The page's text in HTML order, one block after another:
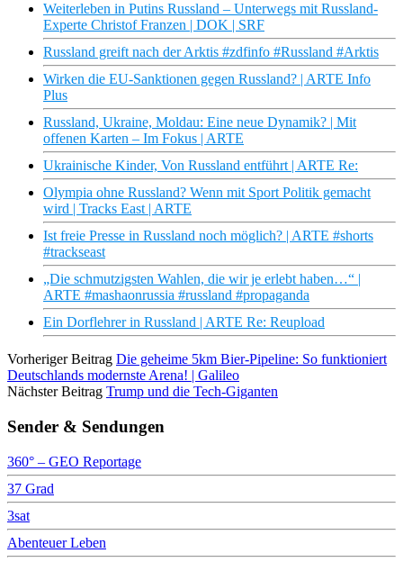
Weiterleben in Putins Russland – Unterwegs mit Russland-
Experte Christof Franzen | DOK | SRF
Russland greift nach der Arktis #zdfinfo #Russland #Arktis
Wirken die EU-Sanktionen gegen Russland? | ARTE Info
Plus
Russland, Ukraine, Moldau: Eine neue Dynamik? | Mit
offenen Karten – Im Fokus | ARTE
Ukrainische Kinder, Von Russland entführt | ARTE Re:
Olympia ohne Russland? Wenn mit Sport Politik gemacht
wird | Tracks East | ARTE
Ist freie Presse in Russland noch möglich? | ARTE #shorts
#trackseast
„Die schmutzigsten Wahlen, die wir je erlebt haben…“ |
ARTE #mashaonrussia #russland #propaganda
Ein Dorflehrer in Russland | ARTE Re: Reupload
Vorheriger Beitrag Die geheime 5km Bier-Pipeline: So funktioniert
Deutschlands modernste Arena! | Galileo
Nächster Beitrag Trump und die Tech-Giganten
Sender & Sendungen
360° – GEO Reportage
37 Grad
3sat
Abenteuer Leben